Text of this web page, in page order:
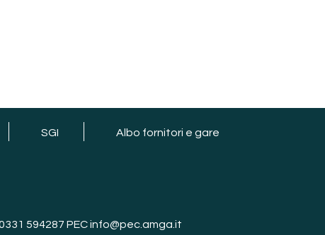
SGI Albo fornitori e gare
594287 PEC info@pec.amga.it